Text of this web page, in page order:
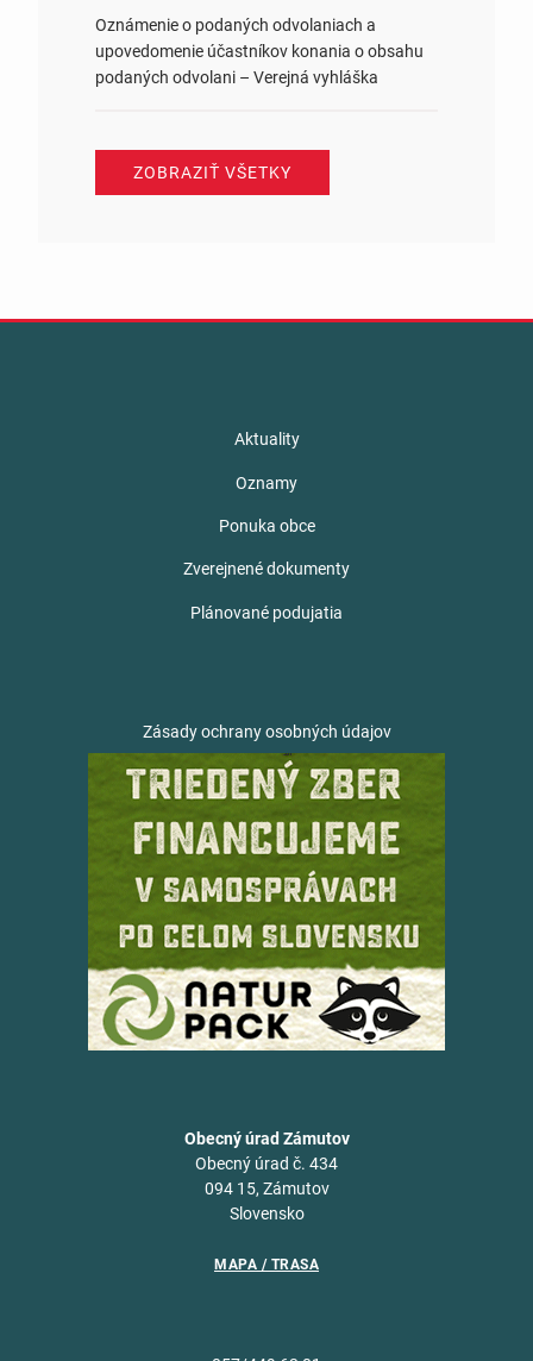
Oznámenie o podaných odvolaniach a
upovedomenie účastníkov konania o obsahu
podaných odvolani – Verejná vyhláška
ZOBRAZIŤ VŠETKY
Aktuality
Oznamy
Ponuka obce
Zverejnené dokumenty
Plánované podujatia
Zásady ochrany osobných údajov
Obecný úrad Zámutov
Obecný úrad č. 434
094 15, Zámutov
Slovensko
MAPA / TRASA